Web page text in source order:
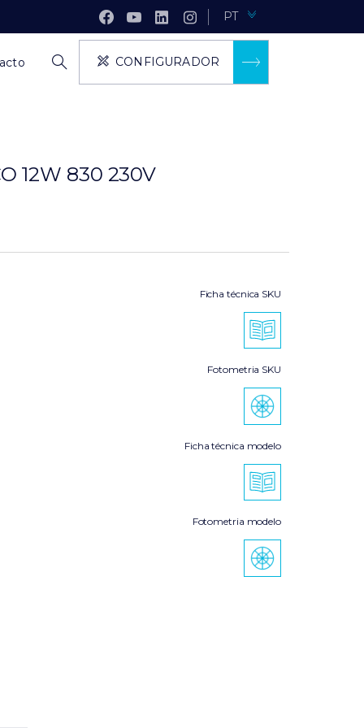
PT
CONFIGURADOR
12W 830 230V
Ficha técnica SKU
Fotometria SKU
Ficha técnica modelo
Fotometria modelo